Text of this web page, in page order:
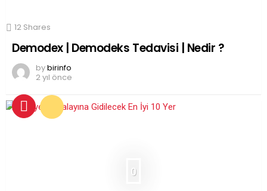
12 Shares
Demodex | Demodeks Tedavisi | Nedir ?
bybirinfo
2 yıl önce
0